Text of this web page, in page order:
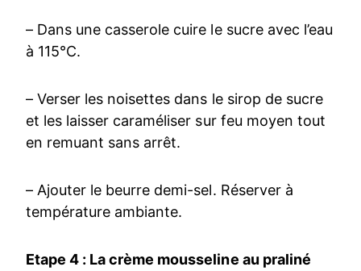
– Dans une casserole cuire le sucre avec l’eau
à 115°C.
– Verser les noisettes dans le sirop de sucre
et les laisser caraméliser sur feu moyen tout
en remuant sans arrêt.
– Ajouter le beurre demi-sel. Réserver à
température ambiante.
Etape 4 : La crème mousseline au praliné